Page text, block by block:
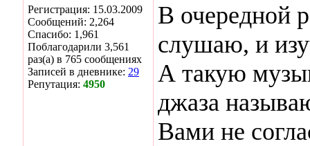
Регистрация: 15.03.2009
Сообщений: 2,264
Спасибо: 1,961
Поблагодарили 3,561
раз(а) в 765 сообщениях
Записей в дневнике: 29
Репутация: 4950
В очередной
слушаю, и
А такую
джаза
Вами не